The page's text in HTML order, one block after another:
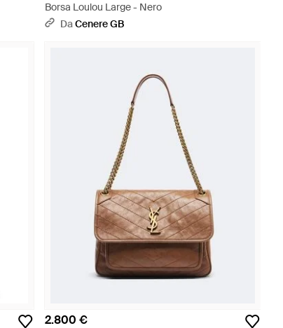
Borsa Loulou Large - Nero
DaCenere GB
2.800 €